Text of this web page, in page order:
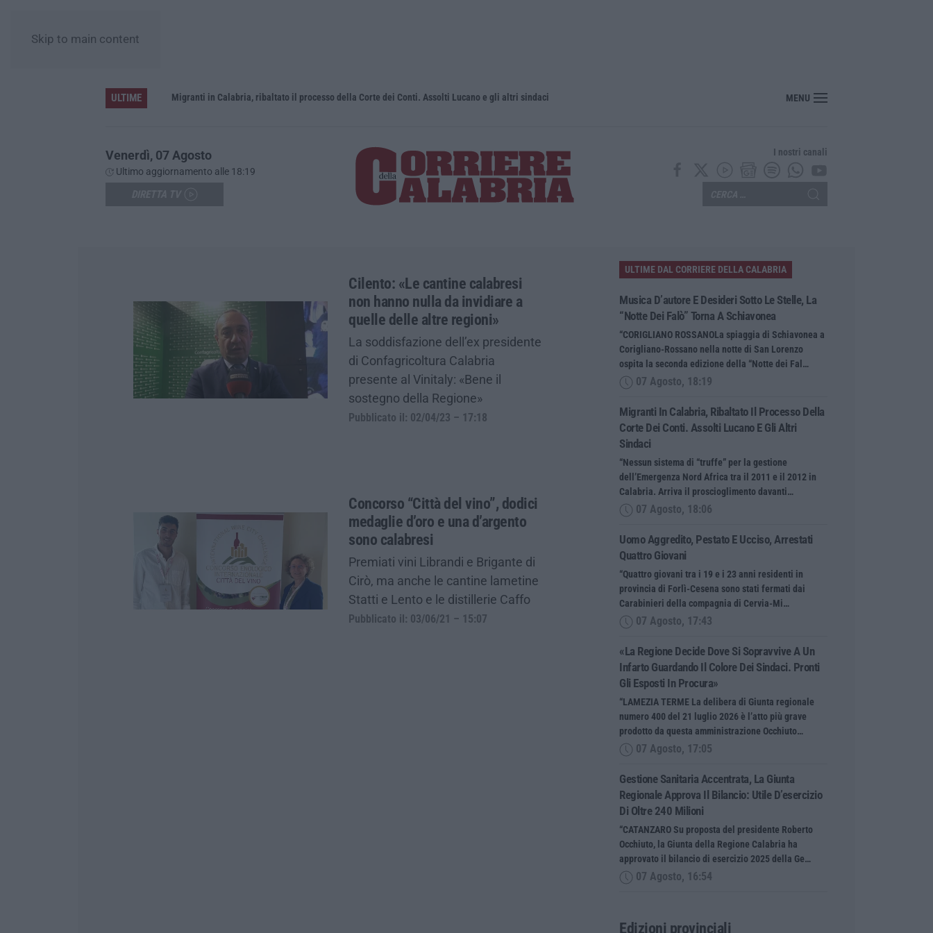
Skip to main content
ULTIME Migranti in Calabria, ribaltato il processo della Corte dei Conti. Assolti Lucano e gli altri sindaci Uomo aggredito, pestato e ucciso, arrestati quattro giovani
MENU
Venerdì, 07 Agosto
Ultimo aggiornamento alle 18:19
I nostri canali
Cilento: «Le cantine calabresi
non hanno nulla da invidiare a
quelle delle altre regioni»
La soddisfazione dell’ex presidente
di Confagricoltura Calabria
presente al Vinitaly: «Bene il
sostegno della Regione»
Pubblicato il: 02/04/23 – 17:18
Concorso “Città del vino”, dodici
medaglie d’oro e una d’argento
sono calabresi
Premiati vini Librandi e Brigante di
Cirò, ma anche le cantine lametine
Statti e Lento e le distillerie Caffo
Pubblicato il: 03/06/21 – 15:07
ULTIME DAL CORRIERE DELLA CALABRIA
Musica D’autore E Desideri Sotto Le Stelle, La
“Notte Dei Falò” Torna A Schiavonea
“CORIGLIANO ROSSANOLa spiaggia di Schiavonea a
Corigliano-Rossano nella notte di San Lorenzo
ospita la seconda edizione della “Notte dei Fal…
07 Agosto, 18:19
Migranti In Calabria, Ribaltato Il Processo Della
Corte Dei Conti. Assolti Lucano E Gli Altri
Sindaci
“Nessun sistema di “truffe” per la gestione
dell’Emergenza Nord Africa tra il 2011 e il 2012 in
Calabria. Arriva il proscioglimento davanti…
07 Agosto, 18:06
Uomo Aggredito, Pestato E Ucciso, Arrestati
Quattro Giovani
“Quattro giovani tra i 19 e i 23 anni residenti in
provincia di Forlì-Cesena sono stati fermati dai
Carabinieri della compagnia di Cervia-Mi…
07 Agosto, 17:43
«La Regione Decide Dove Si Sopravvive A Un
Infarto Guardando Il Colore Dei Sindaci. Pronti
Gli Esposti In Procura»
“LAMEZIA TERME La delibera di Giunta regionale
numero 400 del 21 luglio 2026 è l’atto più grave
prodotto da questa amministrazione Occhiuto…
07 Agosto, 17:05
Gestione Sanitaria Accentrata, La Giunta
Regionale Approva Il Bilancio: Utile D’esercizio
Di Oltre 240 Milioni
“CATANZARO Su proposta del presidente Roberto
Occhiuto, la Giunta della Regione Calabria ha
approvato il bilancio di esercizio 2025 della Ge…
07 Agosto, 16:54
Edizioni provinciali